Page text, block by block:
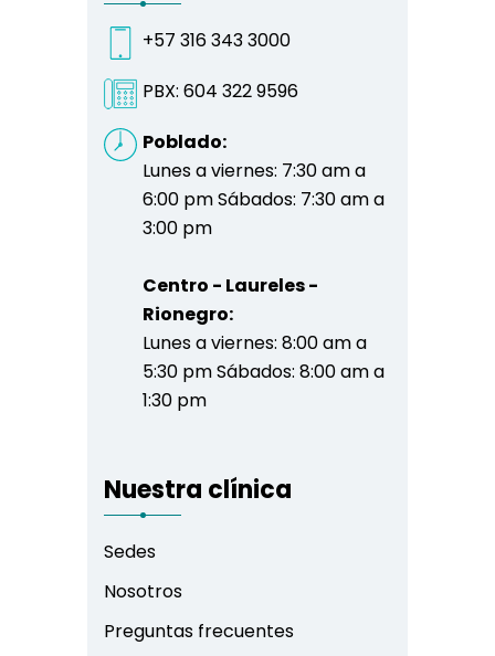
+57 316 343 3000
PBX: 604 322 9596
Poblado:
Lunes a viernes: 7:30 am a
6:00 pm Sábados: 7:30 am a
3:00 pm
Centro - Laureles -
Rionegro:
Lunes a viernes: 8:00 am a
5:30 pm Sábados: 8:00 am a
1:30 pm
Nuestra clínica
Sedes
Nosotros
Preguntas frecuentes